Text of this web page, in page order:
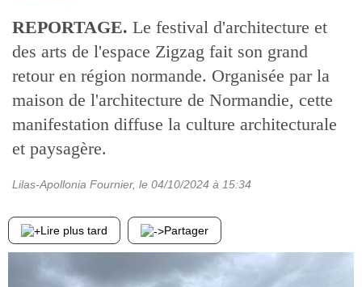
REPORTAGE. Le festival d'architecture et
des arts de l'espace Zigzag fait son grand
retour en région normande. Organisée par la
maison de l'architecture de Normandie, cette
manifestation diffuse la culture architecturale
et paysagère.
Lilas-Apollonia Fournier, le 04/10/2024 à 15:34
Lire plus tard Partager